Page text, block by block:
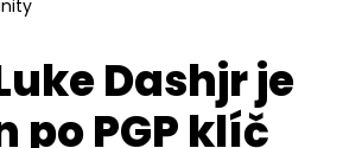
Dashjr je
po PGP klíč